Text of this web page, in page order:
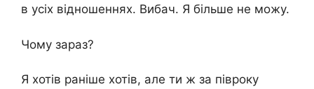
в усіх відношеннях. Вибач. Я більше не можу.
Чому зараз?
Я хотів раніше хотів, але ти ж за півроку